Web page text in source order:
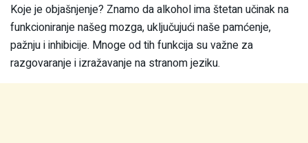
Koje je objašnjenje? Znamo da alkohol ima štetan učinak na
funkcioniranje našeg mozga, uključujući naše pamćenje,
pažnju i inhibicije. Mnoge od tih funkcija su važne za
razgovaranje i izražavanje na stranom jeziku.